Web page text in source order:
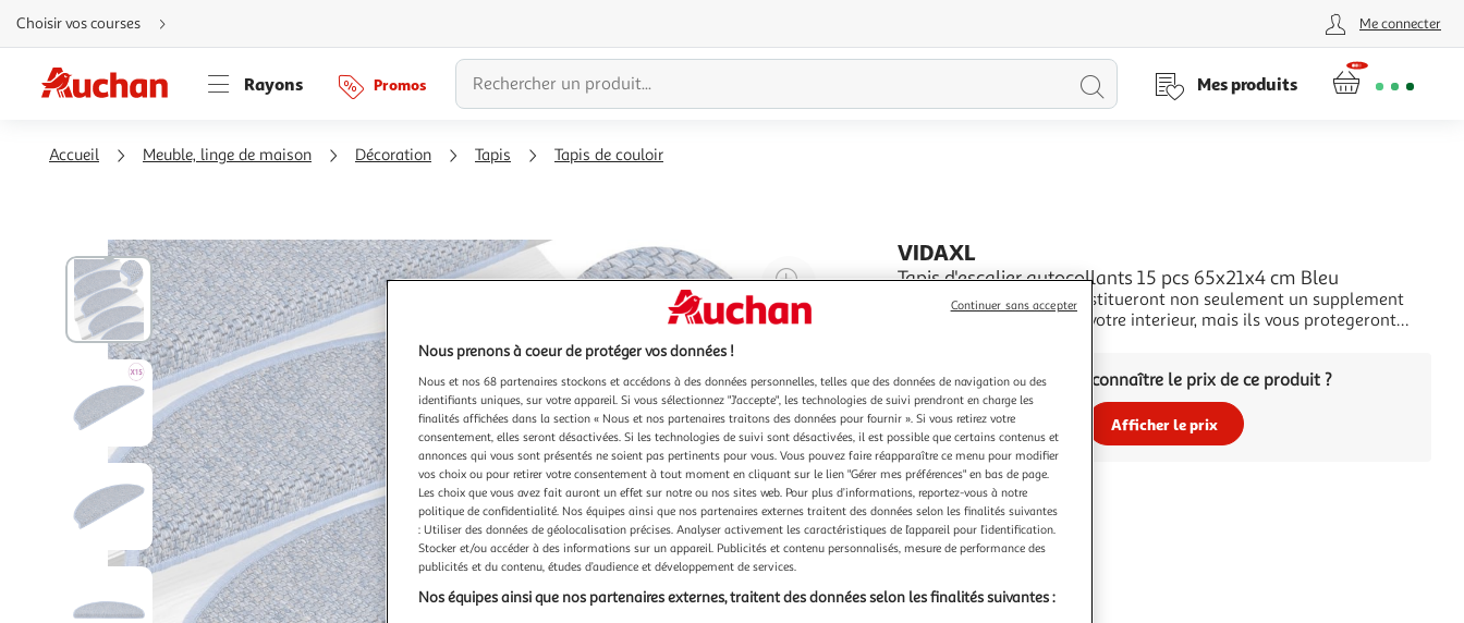
Aller
directement
au
Aller
directement
à
Aller
directement
rubrique
besoin
Choisir vos courses Me connecter
Rayons Promos
Lancer
Mes produits
Accueil Meuble, linge de maison Décoration Tapis Tapis de couloir
Agrandir
l'illustration
à
Réduire
à
100
%
Partager
le
produit
VIDAXL
Tapis d'escalier autocollants 15 pcs 65x21x4 cm Bleu
Ces tapis de marches constitueront non seulement un supplement
decoratif remarquable a votre interieur, mais ils vous protegeront
faits d'un tissu solide a l'aspect
Vous voulez connaître le prix de ce produit ?
Afficher le prix
Nous prenons à coeur de protéger vos données !
Nous et nos 68 partenaires stockons et accédons à des données personnelles, telles que des données de navigation ou des
identifiants uniques, sur votre appareil. Si vous sélectionnez "J'accepte", les technologies de suivi prendront en charge les
finalités affichées dans la section « Nous et nos partenaires traitons des données pour fournir ». Si vous retirez votre
consentement, elles seront désactivées. Si les technologies de suivi sont désactivées, il est possible que certains contenus et
annonces qui vous sont présentés ne soient pas pertinents pour vous. Vous pouvez faire réapparaître ce menu pour modifier
vos choix ou pour retirer votre consentement à tout moment en cliquant sur le lien "Gérer mes préférences" en bas de page.
Les choix que vous avez fait auront un effet sur notre ou nos sites web. Pour plus d’informations, reportez-vous à notre
politique de confidentialité. Nos équipes ainsi que nos partenaires externes traitent des données selon les finalités suivantes
: Utiliser des données de géolocalisation précises. Analyser activement les caractéristiques de l’appareil pour l’identification.
Stocker et/ou accéder à des informations sur un appareil. Publicités et contenu personnalisés, mesure de performance des
publicités et du contenu, études d’audience et développement de services.
Nos équipes ainsi que nos partenaires externes, traitent des données selon les finalités suivantes :
Continuer sans accepter